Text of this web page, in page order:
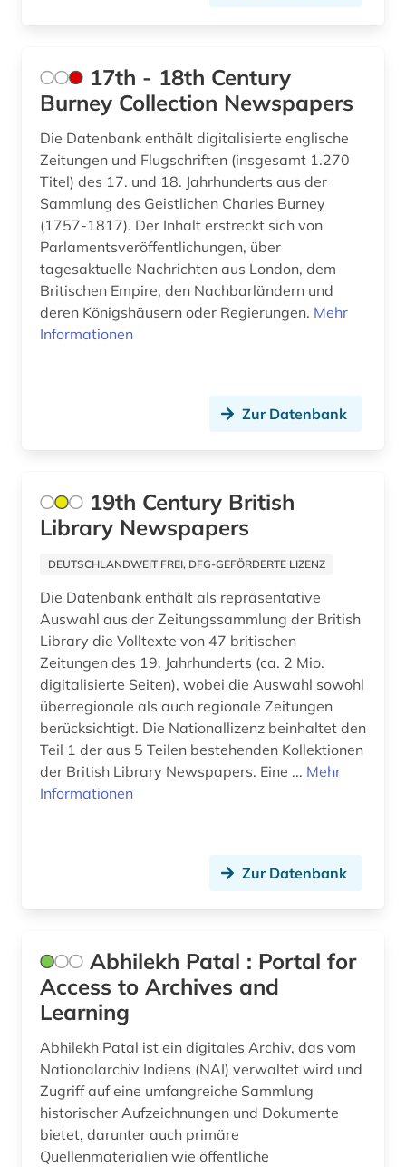
auslandsschulden (2)
aussenpolitik (1)
aussenwirtschaft (1)
australien (4)
auswärtiger ausschuss des deutschen
bundestages (1)
autonome gruppe (1)
autor (1)
außenpolitik (22)
außenwirtschaft (1)
baden (1)
baden-württemberg (4)
balkan (1)
barbosa (1)
bayerische staatsbibliothek (1)
bayern (7)
bayern. bayerische staatsregierung (2)
bayern. bayerisches staatsministerium der
unterricht und kultus (1)
wissenschaft und kunst (1)
behörde (20)
beitrittsstaaten (1)
bekämpfung (1)
belarus (4)
belgien (5)
Slowakei (5)
Spanien (3)
Suedamerika (26)
Suedasien (5)
Suedostasien (7)
Suedosteuropa (11)
Ukraine (17)
Unbekannt (1)
Ungarn (5)
Vatikanstadt (2)
Zypern (2)
17th - 18th Century
Burney Collection Newspapers
Die Datenbank enthält digitalisierte englische
Zeitungen und Flugschriften (insgesamt 1.270
Titel) des 17. und 18. Jahrhunderts aus der
Sammlung des Geistlichen Charles Burney
(1757-1817). Der Inhalt erstreckt sich von
Parlamentsveröffentlichungen, über
tagesaktuelle Nachrichten aus London, dem
Britischen Empire, den Nachbarländern und
deren Königshäusern oder Regierungen. Mehr
Informationen
Zur Datenbank
19th Century British
Library Newspapers
DEUTSCHLANDWEIT FREI, DFG-GEFÖRDERTE LIZENZ
Die Datenbank enthält als repräsentative
Auswahl aus der Zeitungssammlung der British
Library die Volltexte von 47 britischen
Zeitungen des 19. Jahrhunderts (ca. 2 Mio.
digitalisierte Seiten), wobei die Auswahl sowohl
überregionale als auch regionale Zeitungen
berücksichtigt. Die Nationallizenz beinhaltet den
Teil 1 der aus 5 Teilen bestehenden Kollektionen
der British Library Newspapers. Eine ... Mehr
Informationen
Zur Datenbank
Abhilekh Patal : Portal for
Access to Archives and
Learning
Abhilekh Patal ist ein digitales Archiv, das vom
Nationalarchiv Indiens (NAI) verwaltet wird und
Zugriff auf eine umfangreiche Sammlung
historischer Aufzeichnungen und Dokumente
bietet, darunter auch primäre
Quellenmaterialien wie öffentliche